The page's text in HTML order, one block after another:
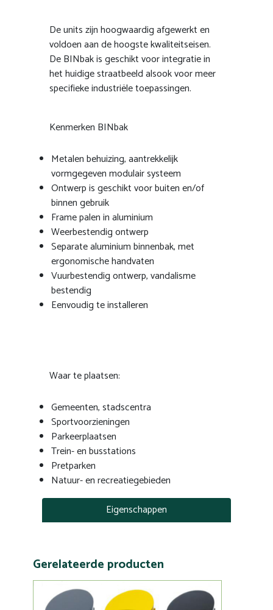
De units zijn hoogwaardig afgewerkt en
voldoen aan de hoogste kwaliteitseisen.
De BINbak is geschikt voor integratie in
het huidige straatbeeld alsook voor meer
specifieke industriële toepassingen.
Kenmerken BINbak
Metalen behuizing, aantrekkelijk
vormgegeven modulair systeem
Ontwerp is geschikt voor buiten en/of
binnen gebruik
Frame palen in aluminium
Weerbestendig ontwerp
Separate aluminium binnenbak, met
ergonomische handvaten
Vuurbestendig ontwerp, vandalisme
bestendig
Eenvoudig te installeren
Waar te plaatsen:
Gemeenten, stadscentra
Sportvoorzieningen
Parkeerplaatsen
Trein- en busstations
Pretparken
Natuur- en recreatiegebieden
Eigenschappen
Gerelateerde producten